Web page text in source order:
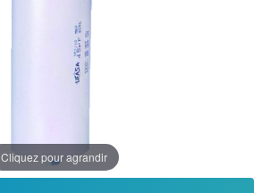
Cliquez pour agrandir